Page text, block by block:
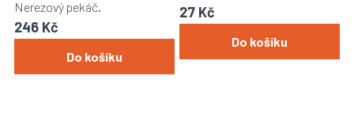
246 Kč
Do košíku
Nerezový pekáč. 27 Kč
Do košíku